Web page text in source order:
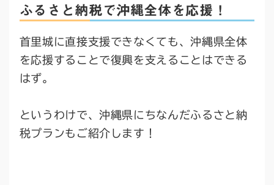
ふるさと納税で沖縄全体を応援！
首里城に直接支援できなくても、沖縄県全体
を応援することで復興を支えることはできる
はず。
というわけで、沖縄県にちなんだふるさと納
税プランもご紹介します！